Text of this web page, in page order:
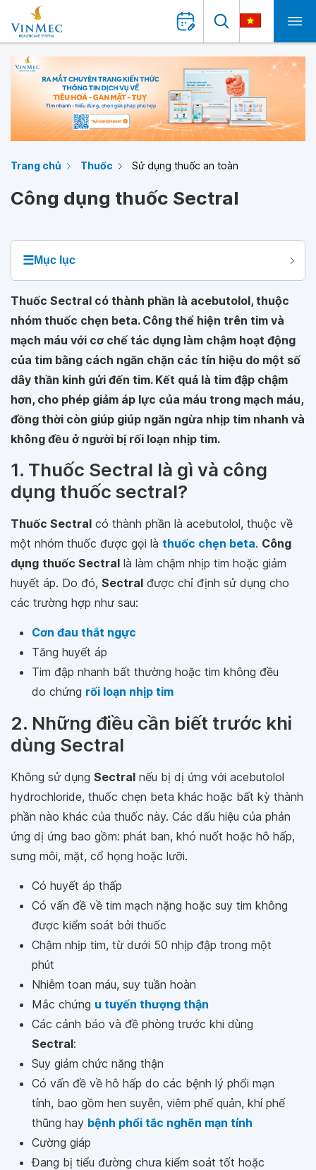
Trang chủ Thuốc Sử dụng thuốc an toàn
Công dụng thuốc Sectral
☰Mục lục
Thuốc Sectral có thành phần là acebutolol, thuộc
nhóm thuốc chẹn beta. Công thể hiện trên tim và
mạch máu với cơ chế tác dụng làm chậm hoạt động
của tim bằng cách ngăn chặn các tín hiệu do một số
dây thần kinh gửi đến tim. Kết quả là tim đập chậm
hơn, cho phép giảm áp lực của máu trong mạch máu,
đồng thời còn giúp giúp ngăn ngừa nhịp tim nhanh và
không đều ở người bị rối loạn nhịp tim.
1. Thuốc Sectral là gì và công
dụng thuốc sectral?
Thuốc Sectral có thành phần là acebutolol, thuộc về
một nhóm thuốc được gọi là thuốc chẹn beta. Công
dụng thuốc Sectral là làm chậm nhịp tim hoặc giảm
huyết áp. Do đó, Sectral được chỉ định sử dụng cho
các trường hợp như sau:
Cơn đau thắt ngực
Tăng huyết áp
Tim đập nhanh bất thường hoặc tim không đều
do chứng rối loạn nhịp tim
2. Những điều cần biết trước khi
dùng Sectral
Không sử dụng Sectral nếu bị dị ứng với acebutolol
hydrochloride, thuốc chẹn beta khác hoặc bất kỳ thành
phần nào khác của thuốc này. Các dấu hiệu của phản
ứng dị ứng bao gồm: phát ban, khó nuốt hoặc hô hấp,
sưng môi, mặt, cổ họng hoặc lưỡi.
Có huyết áp thấp
Có vấn đề về tim mạch nặng hoặc suy tim không
được kiểm soát bởi thuốc
Chậm nhịp tim, từ dưới 50 nhịp đập trong một
phút
Nhiễm toan máu, suy tuần hoàn
Mắc chứng u tuyến thượng thận
Các cảnh báo và đề phòng trước khi dùng
Sectral:
Suy giảm chức năng thận
Có vấn đề về hô hấp do các bệnh lý phổi mạn
tính, bao gồm hen suyễn, viêm phế quản, khí phế
thũng hay bệnh phổi tắc nghẽn mạn tính
Cường giáp
Đang bị tiểu đường chưa kiểm soát tốt hoặc